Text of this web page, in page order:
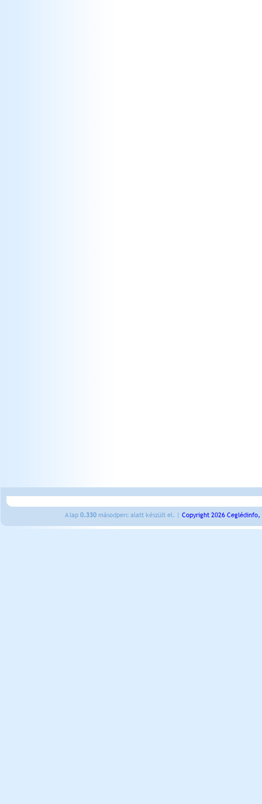
A lap 0.330 másodperc alatt készült el. | Copyright 2026